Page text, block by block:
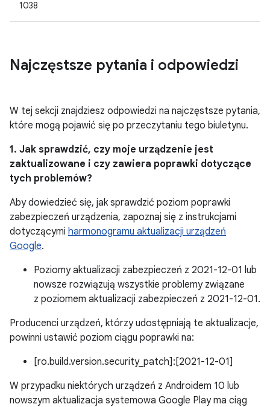
1038
Najczęstsze pytania i odpowiedzi
W tej sekcji znajdziesz odpowiedzi na najczęstsze pytania,
które mogą pojawić się po przeczytaniu tego biuletynu.
1. Jak sprawdzić, czy moje urządzenie jest
zaktualizowane i czy zawiera poprawki dotyczące
tych problemów?
Aby dowiedzieć się, jak sprawdzić poziom poprawki
zabezpieczeń urządzenia, zapoznaj się z instrukcjami
dotyczącymi harmonogramu aktualizacji urządzeń
Google.
Poziomy aktualizacji zabezpieczeń z 2021-12-01 lub
nowsze rozwiązują wszystkie problemy związane
z poziomem aktualizacji zabezpieczeń z 2021-12-01.
Producenci urządzeń, którzy udostępniają te aktualizacje,
powinni ustawić poziom ciągu poprawki na:
[ro.build.version.security_patch]:[2021-12-01]
W przypadku niektórych urządzeń z Androidem 10 lub
nowszym aktualizacja systemowa Google Play ma ciąg